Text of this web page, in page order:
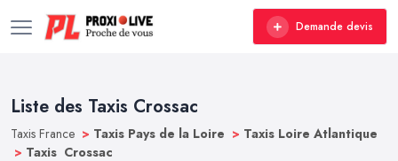
Demande devis
Liste des Taxis Crossac
Taxis France > Taxis Pays de la Loire > Taxis Loire Atlantique
> Taxis Crossac